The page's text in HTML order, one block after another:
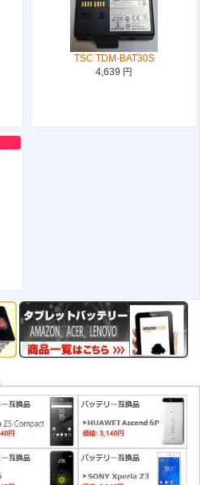
TSC TDM-BAT30S
4,639 円